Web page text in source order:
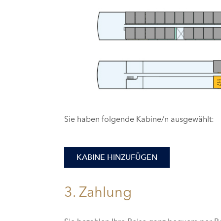
117
Sie haben folgende Kabine/n ausgewählt:
KABINE HINZUFÜGEN
3. Zahlung